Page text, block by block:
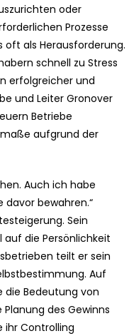
oder
Prozesse
oft als Herausforderung.
schnell zu Stress
erfolgreicher und
und Leiter Gronover
Betriebe
aufgrund der
Auch ich habe
bewahren.“
Sein
die Persönlichkeit
teilt er sein
Auf
die Bedeutung von
des Gewinns
ihr Controlling